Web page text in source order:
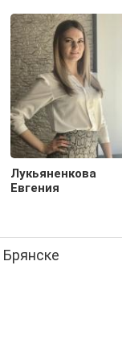
Лукьяненкова
Евгения